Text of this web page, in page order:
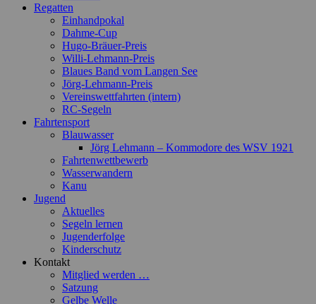
Regatten
Einhandpokal
Dahme-Cup
Hugo-Bräuer-Preis
Willi-Lehmann-Preis
Blaues Band vom Langen See
Jörg-Lehmann-Preis
Vereinswettfahrten (intern)
RC-Segeln
Fahrtensport
Blauwasser
Jörg Lehmann – Kommodore des WSV 1921
Fahrtenwettbewerb
Wasserwandern
Kanu
Jugend
Aktuelles
Segeln lernen
Jugenderfolge
Kinderschutz
Kontakt
Mitglied werden …
Satzung
Gelbe Welle